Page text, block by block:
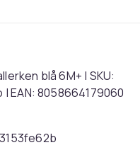
blå 6M+ | SKU:
EAN: 8058664179060